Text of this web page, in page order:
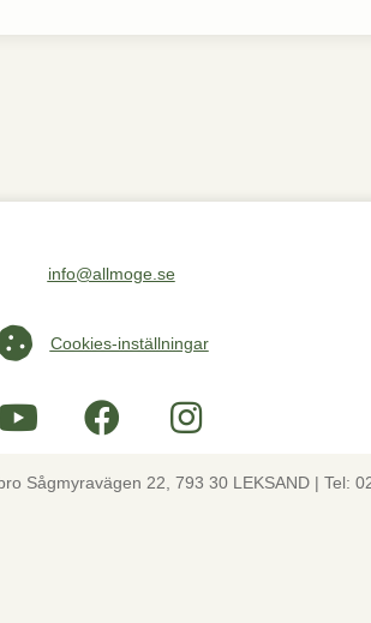
Maila oss på info@allmoge.se
info@allmoge.se
inställningar
Cookies-inställningar
Sågmyravägen 22, 793 30 LEKSAND | Tel: